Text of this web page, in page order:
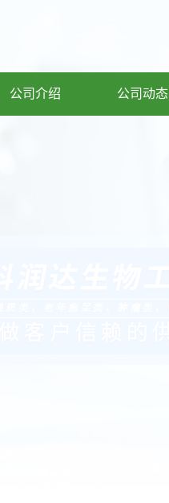
公司介绍 公司动态